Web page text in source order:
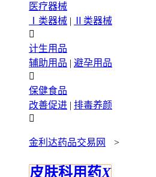
医疗器械
Ⅰ类器械 |
Ⅱ类器械

计生用品
辅助用品 | 避孕用品

保健食品
改善促进 | 排毒养颜

金利达药品交易网 >
皮肤科用药X